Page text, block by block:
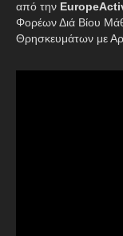
από την
Φορέων Διά Βίου
Θρησκευμάτων με